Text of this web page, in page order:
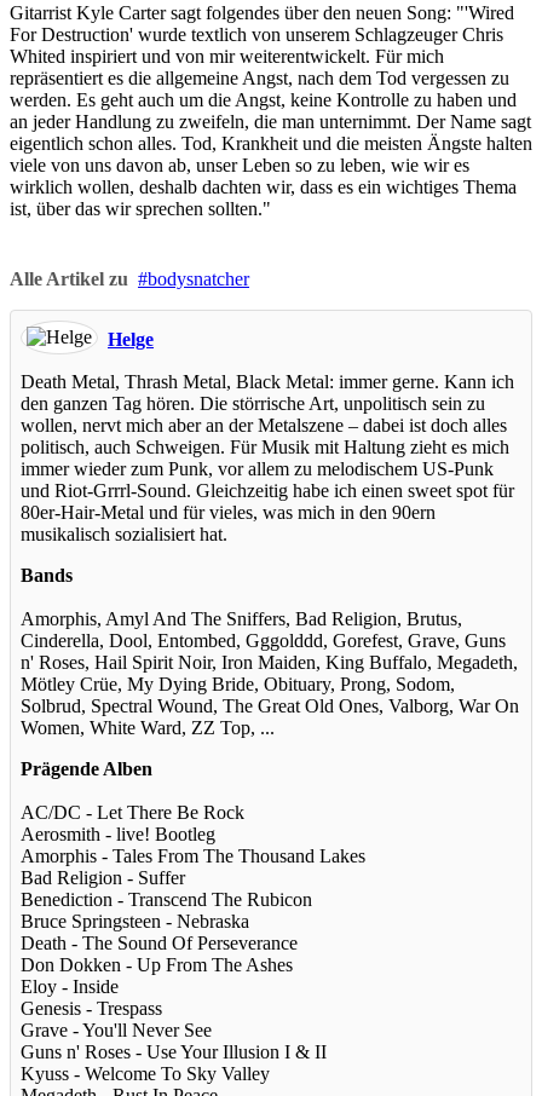
Gitarrist Kyle Carter sagt folgendes über den neuen Song: "'Wired
For Destruction' wurde textlich von unserem Schlagzeuger Chris
Whited inspiriert und von mir weiterentwickelt. Für mich
repräsentiert es die allgemeine Angst, nach dem Tod vergessen zu
werden. Es geht auch um die Angst, keine Kontrolle zu haben und
an jeder Handlung zu zweifeln, die man unternimmt. Der Name sagt
eigentlich schon alles. Tod, Krankheit und die meisten Ängste halten
viele von uns davon ab, unser Leben so zu leben, wie wir es
wirklich wollen, deshalb dachten wir, dass es ein wichtiges Thema
ist, über das wir sprechen sollten."
Alle Artikel zu bodysnatcher
Helge
Death Metal, Thrash Metal, Black Metal: immer gerne. Kann ich
den ganzen Tag hören. Die störrische Art, unpolitisch sein zu
wollen, nervt mich aber an der Metalszene – dabei ist doch alles
politisch, auch Schweigen. Für Musik mit Haltung zieht es mich
immer wieder zum Punk, vor allem zu melodischem US-Punk
und Riot-Grrrl-Sound. Gleichzeitig habe ich einen sweet spot für
80er-Hair-Metal und für vieles, was mich in den 90ern
musikalisch sozialisiert hat.
Bands
Amorphis, Amyl And The Sniffers, Bad Religion, Brutus,
Cinderella, Dool, Entombed, Gggolddd, Gorefest, Grave, Guns
n' Roses, Hail Spirit Noir, Iron Maiden, King Buffalo, Megadeth,
Mötley Crüe, My Dying Bride, Obituary, Prong, Sodom,
Solbrud, Spectral Wound, The Great Old Ones, Valborg, War On
Women, White Ward, ZZ Top, ...
Prägende Alben
AC/DC - Let There Be Rock
Aerosmith - live! Bootleg
Amorphis - Tales From The Thousand Lakes
Bad Religion - Suffer
Benediction - Transcend The Rubicon
Bruce Springsteen - Nebraska
Death - The Sound Of Perseverance
Don Dokken - Up From The Ashes
Eloy - Inside
Genesis - Trespass
Grave - You'll Never See
Guns n' Roses - Use Your Illusion I & II
Kyuss - Welcome To Sky Valley